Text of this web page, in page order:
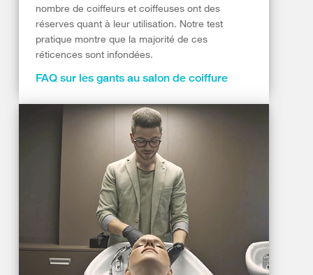
nombre de coiffeurs et coiffeuses ont des
réserves quant à leur utilisation. Notre test
pratique montre que la majorité de ces
réticences sont infondées.
FAQ sur les gants au salon de coiffure